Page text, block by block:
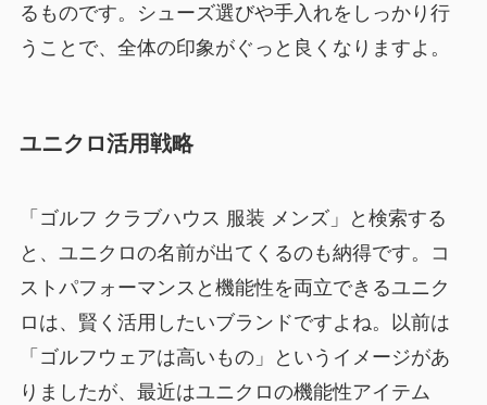
るものです。シューズ選びや手入れをしっかり行
うことで、全体の印象がぐっと良くなりますよ。
ユニクロ活用戦略
「ゴルフ クラブハウス 服装 メンズ」と検索する
と、ユニクロの名前が出てくるのも納得です。コ
ストパフォーマンスと機能性を両立できるユニク
ロは、賢く活用したいブランドですよね。以前は
「ゴルフウェアは高いもの」というイメージがあ
りましたが、最近はユニクロの機能性アイテム